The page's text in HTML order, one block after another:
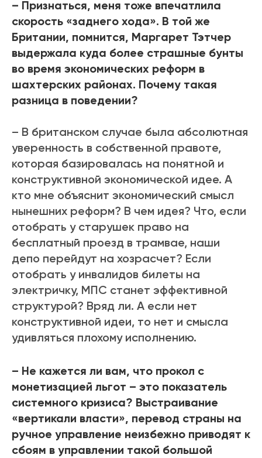
– Признаться, меня тоже впечатлила
скорость «заднего хода». В той же
Британии, помнится, Маргарет Тэтчер
выдержала куда более страшные бунты
во время экономических реформ в
шахтерских районах. Почему такая
разница в поведении?
– В британском случае была абсолютная
уверенность в собственной правоте,
которая базировалась на понятной и
конструктивной экономической идее. А
кто мне объяснит экономический смысл
нынешних реформ? В чем идея? Что, если
отобрать у старушек право на
бесплатный проезд в трамвае, наши
депо перейдут на хозрасчет? Если
отобрать у инвалидов билеты на
электричку, МПС станет эффективной
структурой? Вряд ли. А если нет
конструктивной идеи, то нет и смысла
удивляться плохому исполнению.
– Не кажется ли вам, что прокол с
монетизацией льгот – это показатель
системного кризиса? Выстраивание
«вертикали власти», перевод страны на
ручное управление неизбежно приводят к
сбоям в управлении такой большой